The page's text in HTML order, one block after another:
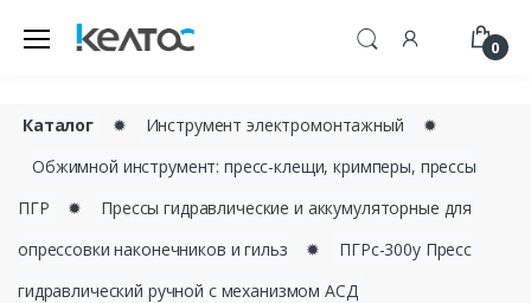
0
Каталог ✹ Инструмент электромонтажный
✹
Обжимной инструмент: пресс-клещи, кримперы, прессы
ПГР
✹
Прессы гидравлические и аккумуляторные для
опрессовки наконечников и гильз
✹
ПГРс-300у Пресс
гидравлический ручной с механизмом АСД